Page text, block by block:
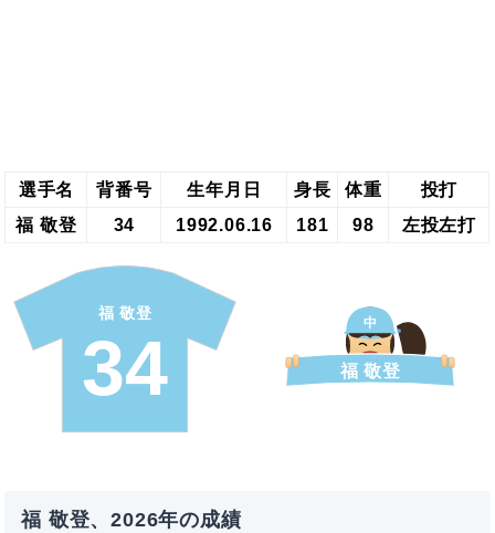
選手名 背番号 生年月日 身長 体重
投打
福 敬登
34 1992.06.16 181 98 左投左打
福 敬登
34
中
福 敬登
福 敬登、2026年の成績